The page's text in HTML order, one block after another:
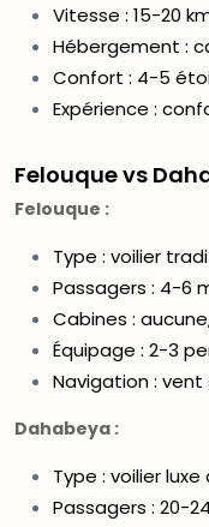
Vitesse : 15-20
Hébergement :
Confort : 4-5
Expérience :
Felouque vs
Felouque :
Type : voilier
Passagers : 4-6
Cabines :
Équipage : 2-3
Navigation :
Dahabeya :
Type : voilier
Passagers : 20-